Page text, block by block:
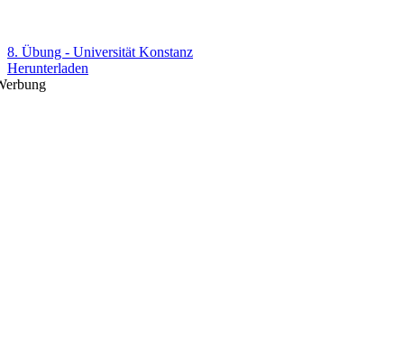
8. Übung - Universität Konstanz
Herunterladen